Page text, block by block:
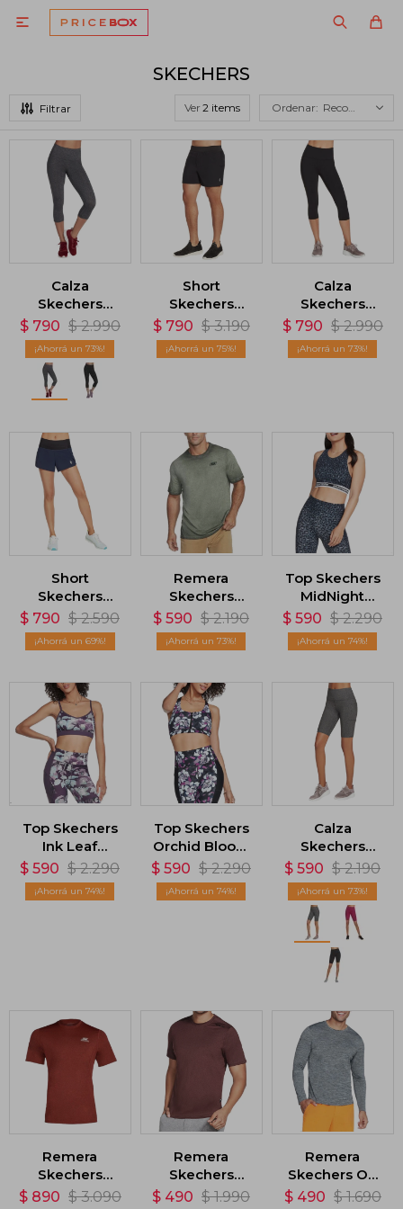

SKECHERS
Ver Recomendados
Calza
Skechers
GoWalk - Gris
$ 790 $ 2.990
73
Short
Skechers
Movement 5 -
Negro
$ 790 $ 3.190
75
Calza
Skechers
GoFlex - Negro
$ 790 $ 2.990
73
Short
Skechers
Going Place -
Azul
$ 790 $ 2.590
69
Remera
Skechers
Diamond
Wash - Dark
Green
$ 590 $ 2.190
73
Top Skechers
MidNight
Leopard -
Negro
$ 590 $ 2.290
74
Top Skechers
Ink Leaf
Strappy -
Violeta
$ 590 $ 2.290
74
Top Skechers
Orchid Bloom
ZIP - Negro
$ 590 $ 2.290
74
Calza
Skechers
GoFlex Bike -
Gris
$ 590 $ 2.190
73
Remera
Skechers
Sprint II - Rojo
$ 890 $ 3.090
Remera
Skechers
Skech-Air -
$ 490 $ 1.990
Remera
Skechers On
The Road -
$ 490 $ 1.690